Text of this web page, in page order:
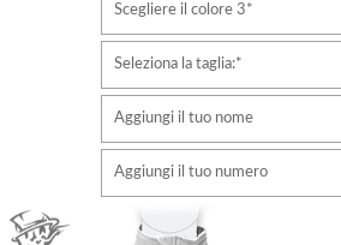
Scegliere il colore 3*
Seleziona la taglia:*
Aggiungi il tuo nome
Colore del carattere
Aggiungi il tuo numero